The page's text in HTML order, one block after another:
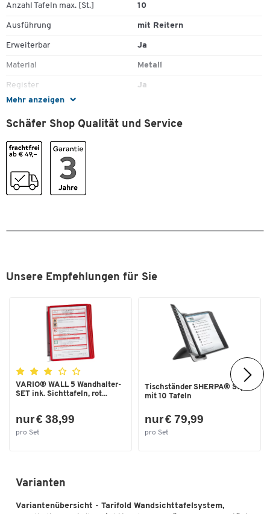
Mehr anzeigen
Anzahl Tafeln max. [St.] 10
Ausführung mit Reitern
Erweiterbar Ja
Material Metall
Register Ja
Tafeln inkl.
Typ Wandhalter
Farben
Farbe
Schäfer Shop Qualität und Service
Unsere Empfehlungen für Sie
VARIO® WALL 5 Wandhalter-
SET ink. Sichttafeln, rot...
nur € 38,99
pro Set
Tischständer SHERPA® Style
mit 10 Tafeln
nur € 79,99
pro Set
Varianten
Variantenübersicht - Tarifold Wandsichttafelsystem,
Zum Zoomen doppeltippen